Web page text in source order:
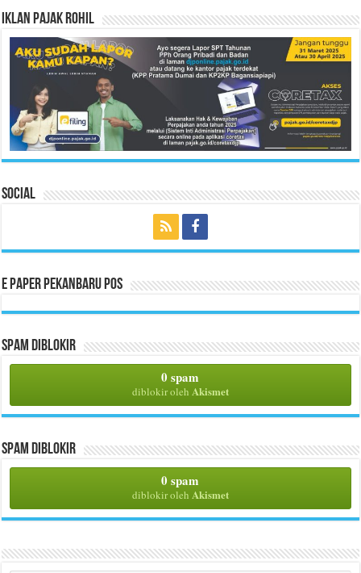
Iklan Pajak Rohil
Social
E Paper Pekanbaru Pos
Spam Diblokir
0 spam
diblokir oleh Akismet
Spam Diblokir
0 spam
diblokir oleh Akismet